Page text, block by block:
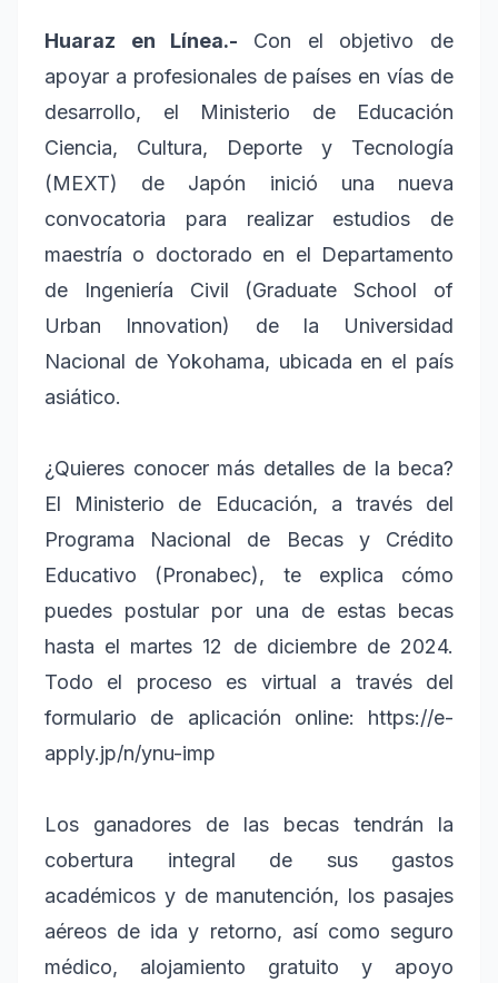
Huaraz en Línea.- Con el objetivo de
apoyar a profesionales de países en vías de
desarrollo, el Ministerio de Educación
Ciencia, Cultura, Deporte y Tecnología
(MEXT) de Japón inició una nueva
convocatoria para realizar estudios de
maestría o doctorado en el Departamento
de Ingeniería Civil (Graduate School of
Urban Innovation) de la Universidad
Nacional de Yokohama, ubicada en el país
asiático.
¿Quieres conocer más detalles de la beca?
El Ministerio de Educación, a través del
Programa Nacional de Becas y Crédito
Educativo (Pronabec), te explica cómo
puedes postular por una de estas becas
hasta el martes 12 de diciembre de 2024.
Todo el proceso es virtual a través del
formulario de aplicación online: https://e-
apply.jp/n/ynu-imp
Los ganadores de las becas tendrán la
cobertura integral de sus gastos
académicos y de manutención, los pasajes
aéreos de ida y retorno, así como seguro
médico, alojamiento gratuito y apoyo